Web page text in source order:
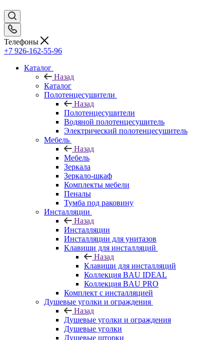
Телефоны
+7 926-162-55-96
Каталог
Назад
Каталог
Полотенцесушители
Назад
Полотенцесушители
Водяной полотенцесушитель
Электрический полотенцесушитель
Мебель
Назад
Мебель
Зеркала
Зеркало-шкаф
Комплекты мебели
Пеналы
Тумба под раковину
Инсталляции
Назад
Инсталляции
Инсталляции для унитазов
Клавиши для инсталляций
Назад
Клавиши для инсталляций
Коллекция BAU IDEAL
Коллекция BAU PRO
Комплект с инсталляцией
Душевые уголки и ограждения
Назад
Душевые уголки и ограждения
Душевые уголки
Душевые шторки